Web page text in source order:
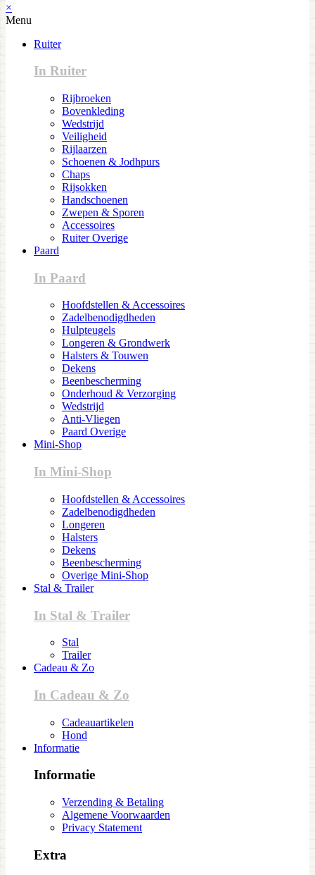
×
Menu
Ruiter
In Ruiter
Rijbroeken
Bovenkleding
Wedstrijd
Veiligheid
Rijlaarzen
Schoenen & Jodhpurs
Chaps
Rijsokken
Handschoenen
Zwepen & Sporen
Accessoires
Ruiter Overige
Paard
In Paard
Hoofdstellen & Accessoires
Zadelbenodigdheden
Hulpteugels
Longeren & Grondwerk
Halsters & Touwen
Dekens
Beenbescherming
Onderhoud & Verzorging
Wedstrijd
Anti-Vliegen
Paard Overige
Mini-Shop
In Mini-Shop
Hoofdstellen & Accessoires
Zadelbenodigdheden
Longeren
Halsters
Dekens
Beenbescherming
Overige Mini-Shop
Stal & Trailer
In Stal & Trailer
Stal
Trailer
Cadeau & Zo
In Cadeau & Zo
Cadeauartikelen
Hond
Informatie
Informatie
Verzending & Betaling
Algemene Voorwaarden
Privacy Statement
Extra